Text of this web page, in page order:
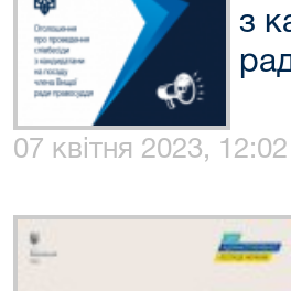
з
07 квітня 2023, 12:02